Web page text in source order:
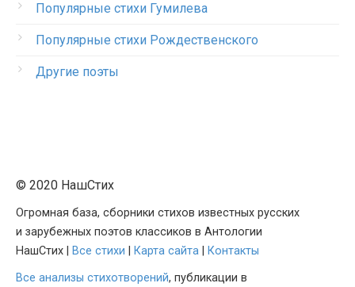
Популярные стихи Гумилева
Популярные стихи Рождественского
Другие поэты
© 2020 НашСтих
Огромная база, сборники стихов известных русских
и зарубежных поэтов классиков в Антологии
НашСтих |
Все стихи Карта сайта
Контакты
Все анализы стихотворений, публикации в